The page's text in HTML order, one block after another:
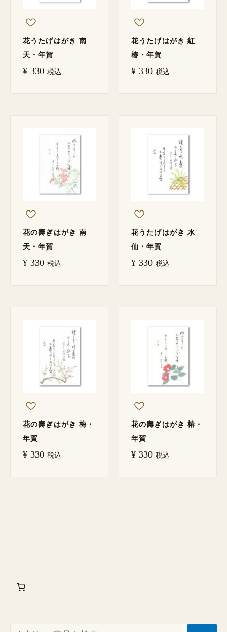
花うたげはがき 南
天・年賀
¥ 330 税込
花うたげはがき 紅
椿・年賀
¥ 330 税込
花の壽ぎはがき 南
天・年賀
¥ 330 税込
花うたげはがき 水
仙・年賀
¥ 330 税込
花の壽ぎはがき 梅・
年賀
¥ 330 税込
花の壽ぎはがき 椿・
年賀
¥ 330 税込